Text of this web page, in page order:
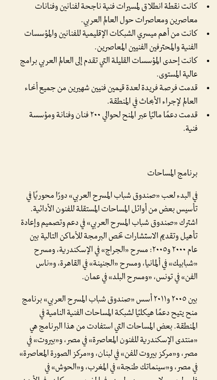
كانت نقطة انطلاق لمسيرات فنية ناجحة لفنانين وفنانات
معاصرين ومعاصرات حول العالم العربي.
كانت من أهم ميسري الشبكات الإقليمية للفنانين والمؤسسات
الفنية والمحترفين الفنيين المعاصرين.
كانت إحدى المؤسسات القليلة التي تقدم إلى العالم العربي برامج
عالية المستوى.
قدمت فرصة فريدة لعدة قيمين فنيين شهيرين من جميع أنحاء
العالم لإجراء الأبحاث في المنطقة.
قدمت دعمًا ماليًا عبر المنح لحوالي ٢٠٠ فنان وفنانة ومؤسسة
فنية.
برنامج المساحات
في البدء لعب «صندوق شباب المسرح العربي» دورًا محوريًا في
تأسيس بعض من أوائل المساحات المستقلة للفنون الأدائية.
اشترك «صندوق شباب المسرح العربي» في دعم وتصميم وإعادة
تأهيل وتقديم الاستشارات تخص البرمجة للأماكن التالية بين
عام ٢٠٠٠ و٢٠٠٥: مسرح «الجراج» في الإسكندرية، ومسرح
«شبابيك» في ألمانيا، ومسرح «الجنينة» في القاهرة، و«ناس
الفن» في تونس، «ومسرح البلد» في عمان.
بين ٢٠٠٥ و٢٠١١ أسس «صندوق شباب المسرح العربي» برنامج
منح يتيح دعمًا هيكليًا لشبكة المساحات الفنية النامية في
المنطقة. بعض المساحات التي استفادت من هذا البرنامج هي
«منتدى الإسكندرية للفنون المعاصرة» في مصر، و«بيروت» في
مصر، و«مركز بيروت للفن» في لبنان، و«مركز الصورة المعاصرة»
في مصر، و«سينماتك طنجة» في المغرب، و«الحوش» في